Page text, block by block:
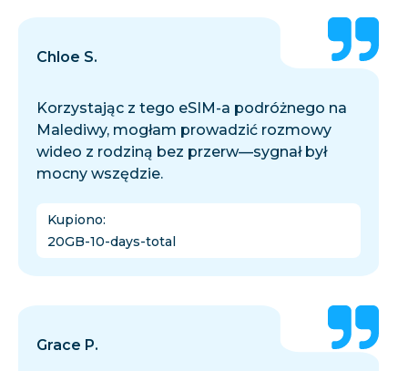
Chloe S.
Korzystając z tego eSIM-a podróżnego na
Malediwy, mogłam prowadzić rozmowy
wideo z rodziną bez przerw—sygnał był
mocny wszędzie.
Kupiono:
20GB-10-days-total
Grace P.